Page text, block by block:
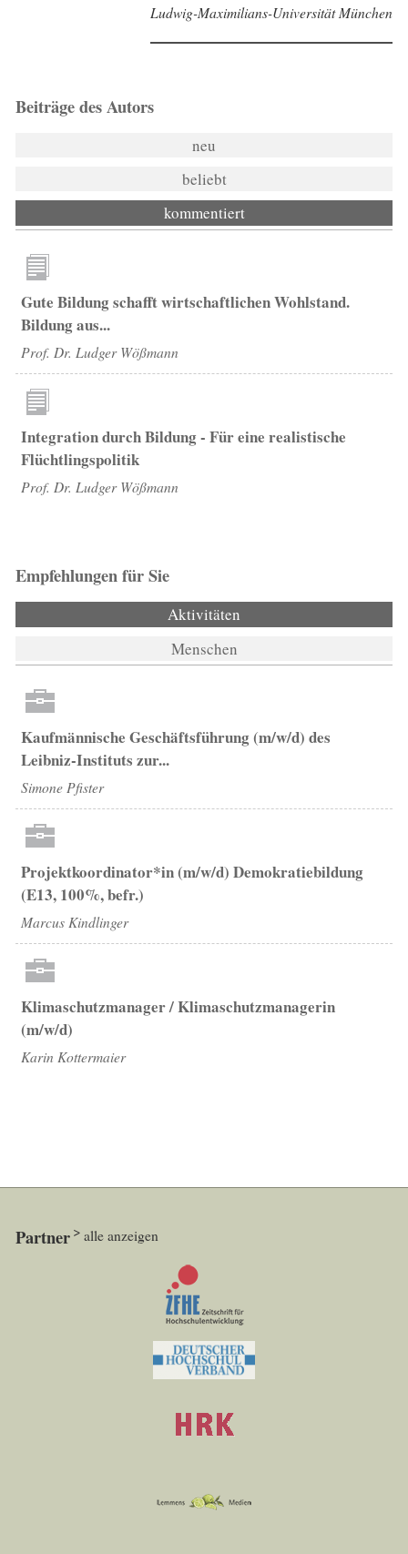
Ludwig-Maximilians-Universität München
Beiträge des Autors
neu
beliebt
kommentiert
Gute Bildung schafft wirtschaftlichen Wohlstand.
Bildung aus...
Prof. Dr. Ludger Wößmann
Integration durch Bildung - Für eine realistische
Flüchtlingspolitik
Prof. Dr. Ludger Wößmann
Empfehlungen für Sie
Aktivitäten
Menschen
Kaufmännische Geschäftsführung (m/w/d) des
Leibniz-Instituts zur...
Simone Pfister
Projektkoordinator*in (m/w/d) Demokratiebildung
(E13, 100%, befr.)
Marcus Kindlinger
Klimaschutzmanager / Klimaschutzmanagerin
(m/w/d)
Karin Kottermaier
Partner alle anzeigen